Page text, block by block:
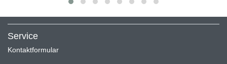
Service
Kontaktformular